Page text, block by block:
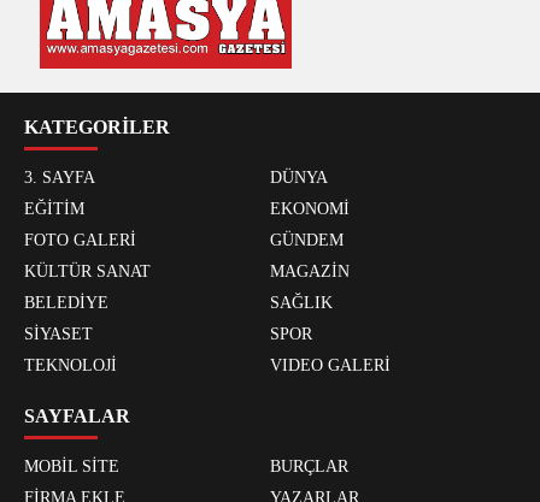
KATEGORİLER
3. SAYFA
DÜNYA
EĞİTİM
EKONOMİ
FOTO GALERİ
GÜNDEM
KÜLTÜR SANAT
MAGAZİN
BELEDİYE
SAĞLIK
SİYASET
SPOR
TEKNOLOJİ
VIDEO GALERİ
SAYFALAR
MOBİL SİTE
BURÇLAR
FİRMA EKLE
YAZARLAR